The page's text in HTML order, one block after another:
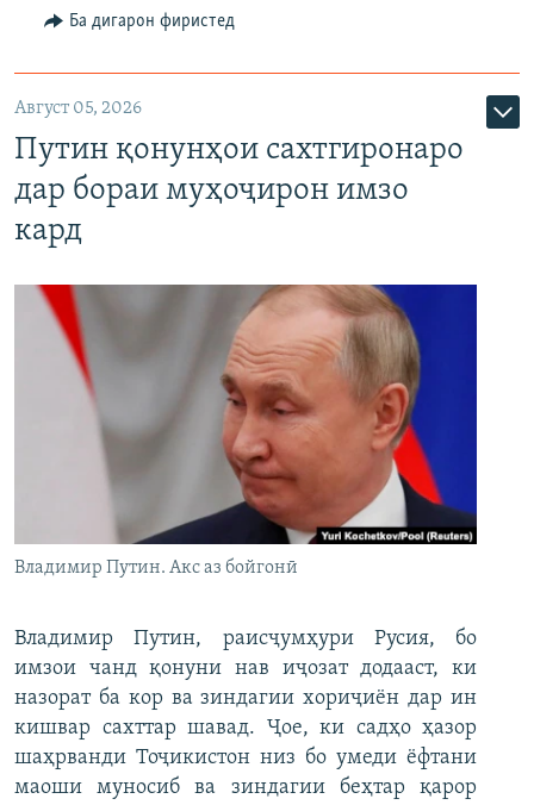
Ба дигарон фиристед
Август 05, 2026
Путин қонунҳои сахтгиронаро
дар бораи муҳоҷирон имзо
кард
Владимир Путин. Акс аз бойгонӣ
Владимир Путин, раисҷумҳури Русия, бо
имзои чанд қонуни нав иҷозат додааст, ки
назорат ба кор ва зиндагии хориҷиён дар ин
кишвар сахттар шавад. Ҷое, ки садҳо ҳазор
шаҳрванди Тоҷикистон низ бо умеди ёфтани
маоши муносиб ва зиндагии беҳтар қарор